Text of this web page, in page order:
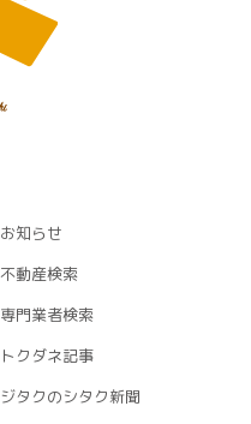
お知らせ
不動産検索
専門業者検索
トクダネ記事
ジタクのシタク新聞